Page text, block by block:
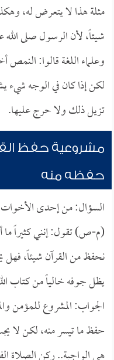
مثلة هذا لا يتعرض له،
شيئاً، لأن الرسول صلى
وعلماء اللغة قالوا:
لكن إذا كان في الوجه شيء
تزيل ذلك ولا حرج عليها.
مشروعية حفظ
حفظه منه
السؤال: من إحدى
(م-ص) تقول: إنني كثيراً ما
نحفظ من القرآن شيئاً، فهل
يظل جوفه خالياً من كتاب
الجواب: المشروع للمؤمن
حفظ ما تيسر منه، لكن لا